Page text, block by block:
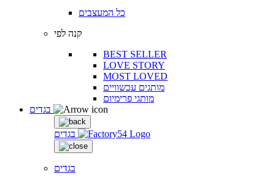
כל המעצבים
קנה לפי
BEST SELLER
LOVE STORY
MOST LOVED
מותגים עכשוויים
מותגי פרימיום
בגדים
בגדים